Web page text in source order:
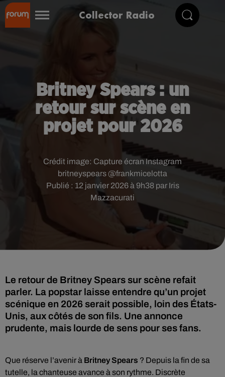
Collector Radio
Britney Spears : un
retour sur scène en
projet pour 2026
Publié : 12 janvier 2026 à 9h38 par Iris
Mazzacurati
Crédit image: Capture écran Instagram
britneyspears @frankmicelotta
Le retour de Britney Spears sur scène refait
parler. La popstar laisse entendre qu’un projet
scénique en 2026 serait possible, loin des États-
Unis, aux côtés de son fils. Une annonce
prudente, mais lourde de sens pour ses fans.
Que réserve l’avenir à Britney Spears ? Depuis la fin de sa
tutelle, la chanteuse avance à son rythme. Discrète